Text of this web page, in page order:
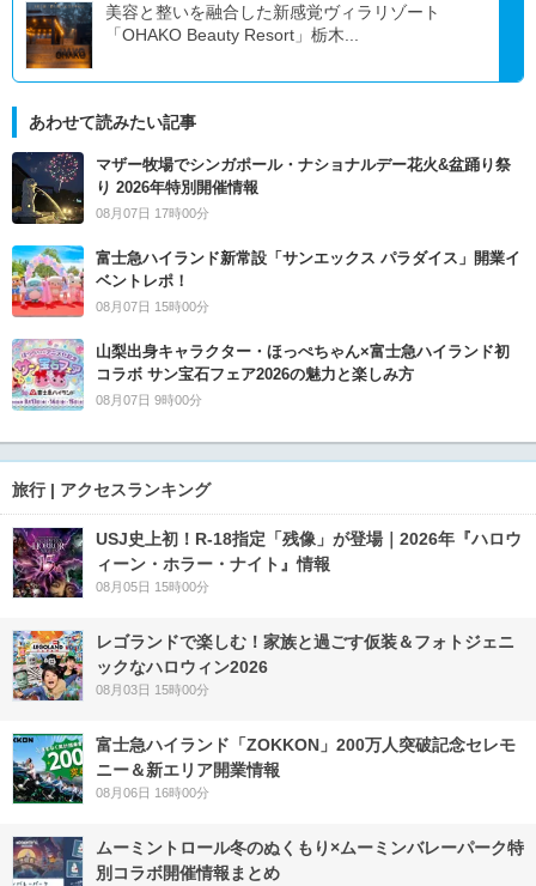
美容と整いを融合した新感覚ヴィラリゾート
「OHAKO Beauty Resort」栃木...
あわせて読みたい記事
マザー牧場でシンガポール・ナショナルデー花火&盆踊り祭
り 2026年特別開催情報
08月07日 17時00分
富士急ハイランド新常設「サンエックス パラダイス」開業イ
ベントレポ！
08月07日 15時00分
山梨出身キャラクター・ほっぺちゃん×富士急ハイランド初
コラボ サン宝石フェア2026の魅力と楽しみ方
08月07日 9時00分
旅行 | アクセスランキング
USJ史上初！R-18指定「残像」が登場｜2026年『ハロウ
ィーン・ホラー・ナイト』情報
08月05日 15時00分
レゴランドで楽しむ！家族と過ごす仮装＆フォトジェニ
ックなハロウィン2026
08月03日 15時00分
富士急ハイランド「ZOKKON」200万人突破記念セレモ
ニー＆新エリア開業情報
08月06日 16時00分
ムーミントロール冬のぬくもり×ムーミンバレーパーク特
別コラボ開催情報まとめ